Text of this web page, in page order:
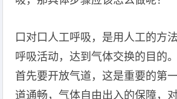
口对口人工呼吸，是用人工的方
呼吸活动，达到气体交换的目的
首先要开放气道，这是重要的第
道通畅，气体自由出入的保障，